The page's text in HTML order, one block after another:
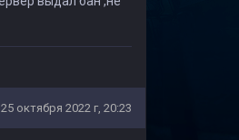
25 октября 2022 г, 20:23